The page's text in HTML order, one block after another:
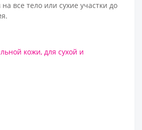
все тело или сухие участки до
кожи, для сухой и